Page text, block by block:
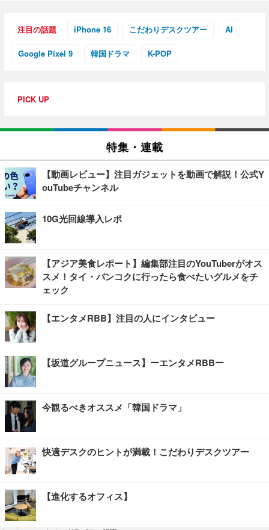
注目の話題 iPhone 16 こだわりデスクツアー AI
Google Pixel 9 韓国ドラマ K-POP
PICK UP
特集・連載
【動画レビュー】注目ガジェットを動画で解説！公式Y
ouTubeチャンネル
10G光回線導入レポ
【アジア美食レポート】編集部注目のYouTuberがオス
スメ！タイ・バンコクに行ったら食べたいグルメをチ
ェック
【エンタメRBB】注目の人にインタビュー
【坂道グループニュース】ーエンタメRBBー
今観るべきオススメ「韓国ドラマ」
快適デスクのヒントが満載！こだわりデスクツアー
【進化するオフィス】